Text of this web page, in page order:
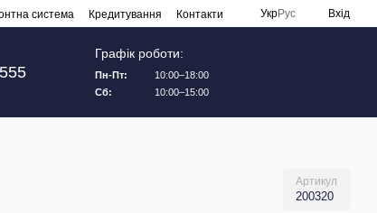
система Кредитування Контакти УкрРус Вхід
Графік роботи:
Пн-Пт:
10:00–18:00
Сб:
10:00–15:00
Артикул
200320